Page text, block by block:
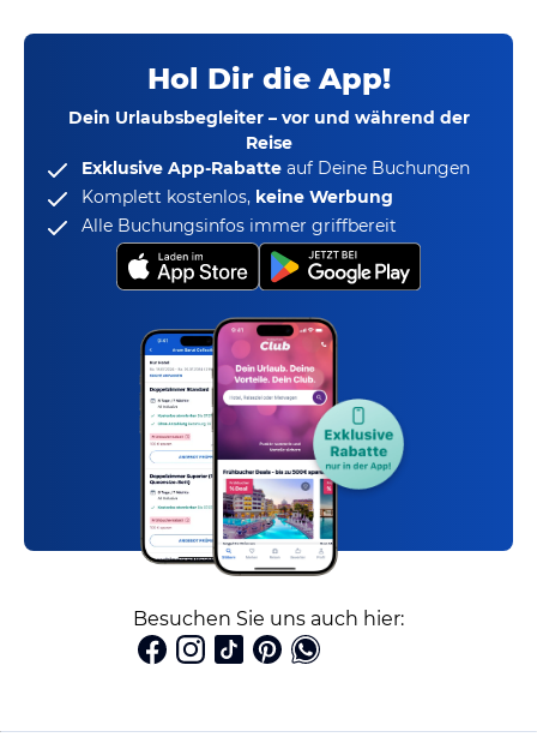
Hol Dir die App!
Dein Urlaubsbegleiter – vor und während der
Reise
Exklusive App-Rabatte auf Deine Buchungen
Komplett kostenlos, keine Werbung
Alle Buchungsinfos immer griffbereit
Besuchen Sie uns auch hier: